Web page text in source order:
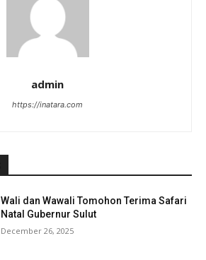
admin
https://inatara.com
Wali dan Wawali Tomohon Terima Safari
Natal Gubernur Sulut
December 26, 2025